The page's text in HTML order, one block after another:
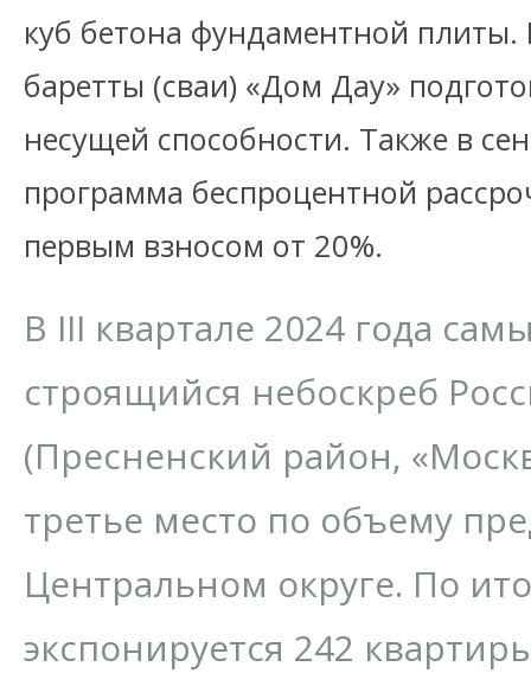
куб бетона фундаментной плиты.
баретты (сваи) «Дом Дау»
несущей способности. Также в
программа беспроцентной
первым взносом от 20%.
В III квартале 2024 года
строящийся небоскреб
(Пресненский район,
третье место по объему
Центральном округе. По
экспонируется 242